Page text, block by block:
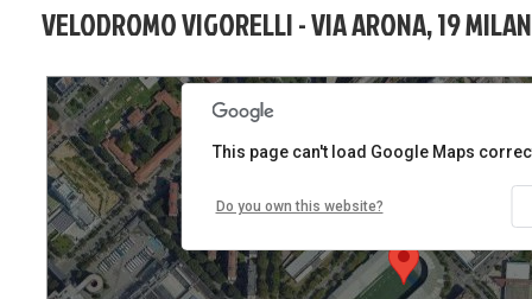
VELODROMO VIGORELLI - VIA ARONA, 19
This page can't load Google Maps
Do you own this website?